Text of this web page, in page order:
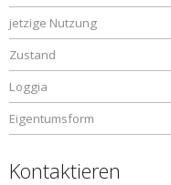
jetzige Nutzung
Zustand
Loggia
Eigentumsform
Kontaktieren